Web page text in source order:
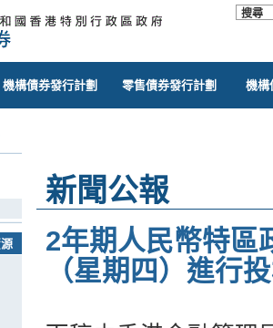
機構債券發行計劃 零售債券發行計劃 機構
新聞公報
2年期人民幣特區
（星期四）進行